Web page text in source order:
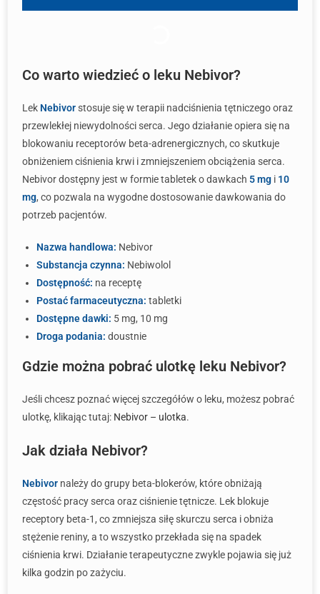
Co warto wiedzieć o leku Nebivor?
Lek Nebivorstosuje się w terapii nadciśnienia tętniczego oraz
przewlekłej niewydolności serca. Jego działanie opiera się na
blokowaniu receptorów beta-adrenergicznych, co skutkuje
obniżeniem ciśnienia krwi i zmniejszeniem obciążenia serca.
Nebivor dostępny jest w formie tabletek o dawkach 5 mg i 10
mg, co pozwala na wygodne dostosowanie dawkowania do
potrzeb pacjentów.
Nazwa handlowa: Nebivor
Substancja czynna: Nebiwolol
Dostępność: na receptę
Postać farmaceutyczna: tabletki
Dostępne dawki: 5 mg, 10 mg
Droga podania: doustnie
Gdzie można pobrać ulotkę leku Nebivor?
Jeśli chcesz poznać więcej szczegółów o leku, możesz pobrać
ulotkę, klikając tutaj: Nebivor – ulotka.
Jak działa Nebivor?
Nebivor należy do grupy beta-blokerów, które obniżają
częstość pracy serca oraz ciśnienie tętnicze. Lek blokuje
receptory beta-1, co zmniejsza siłę skurczu serca i obniża
stężenie reniny, a to wszystko przekłada się na spadek
ciśnienia krwi. Działanie terapeutyczne zwykle pojawia się już
kilka godzin po zażyciu.